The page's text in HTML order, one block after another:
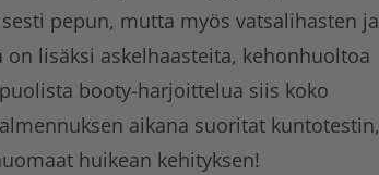
pepun, mutta myös vatsalihasten ja
on lisäksi askelhaasteita, kehonhuoltoa
booty-harjoittelua siis koko
aikana suoritat kuntotestin,
huikean kehityksen!